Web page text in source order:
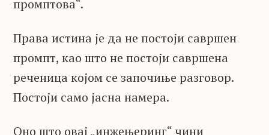
промптова“.
Права истина је да не постоји савршен
промпт, као што не постоји савршена
реченица којом се започиње разговор.
Постоји само јасна намера.
Оно што овај „инжењеринг“ чини